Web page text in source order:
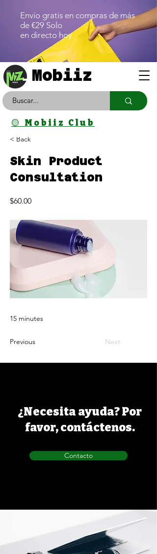
Envío gratis en compras de más
de €29 Solo
en directo hoy
Mobiiz
🟡 Mobiiz Club
< Back
Skin Product
Consultation
$60.00
15 minutes
Previous Next
¿Necesita ayuda? Por
favor, contáctenos.
Contacto